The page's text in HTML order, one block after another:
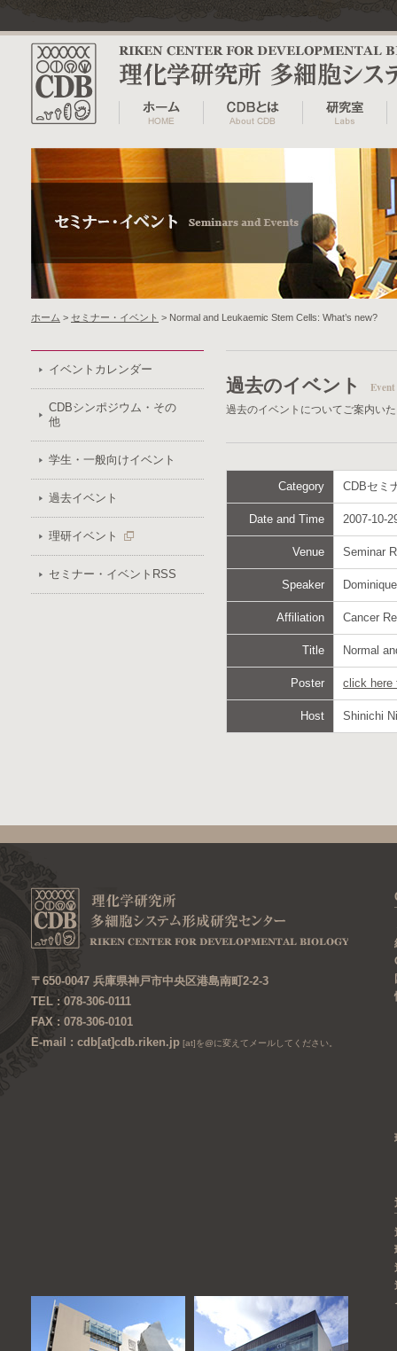
ホーム > セミナー・イベント > Normal and Leukaemic Stem Cells: What’s new?
イベントカレンダー
CDBシンポジウム・その
他
学生・一般向けイベント
過去イベント
理研イベント
セミナー・イベントRSS
過去のイベント
過去のイベントについてご案内い
Category CDBセミ
Date and Time 2007-10-
Venue Seminar
Speaker
Affiliation Cancer
Title Normal
Poster click here
Host Shinichi
〒650-0047 兵庫県神戸市中央区港島南町2-2-3
TEL : 078-306-0111
FAX : 078-306-0101
E-mail : cdb[at]cdb.riken.jp [at]を@に変えてメールしてください。